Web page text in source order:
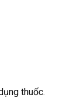
thuốc.